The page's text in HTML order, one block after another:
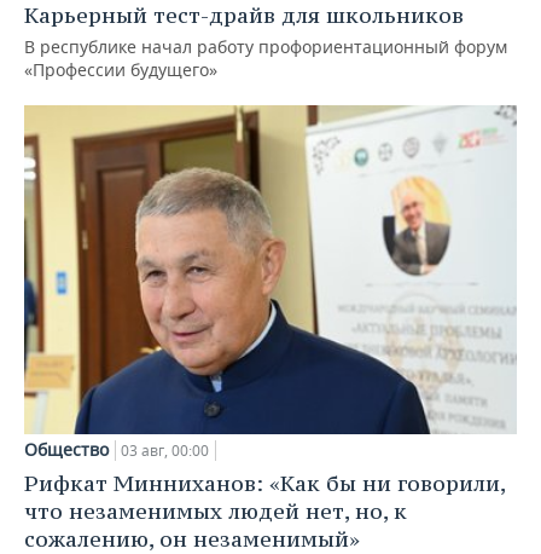
Карьерный тест-драйв для школьников
В республике начал работу профориентационный форум
«Профессии будущего»
Общество 03 авг, 00:00
Рифкат Минниханов: «Как бы ни говорили,
что незаменимых людей нет, но, к
сожалению, он незаменимый»